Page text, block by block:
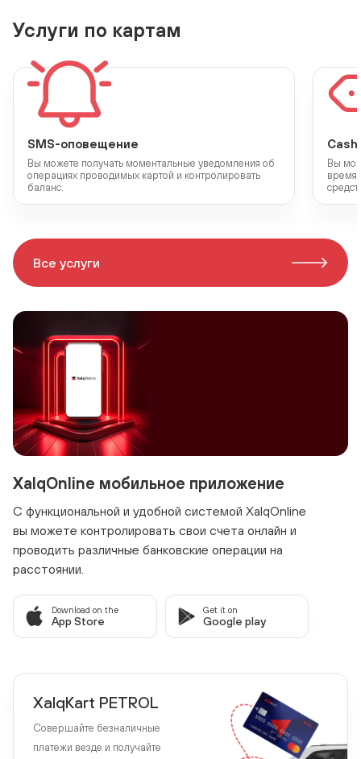
Услуги по картам
SMS-оповещение
Вы можете получать моментальные уведомления об
операциях проводимых картой и контролировать
баланс.
Cash
Вы
время
Все услуги
XalqOnline мобильное приложение
С функциональной и удобной системой XalqOnline
вы можете контролировать свои счета онлайн и
проводить различные банковские операции на
расстоянии.
Download on the
App Store
Get it on
Google play
XalqKart PETROL
Совершайте безналичные
платежи везде и получайте